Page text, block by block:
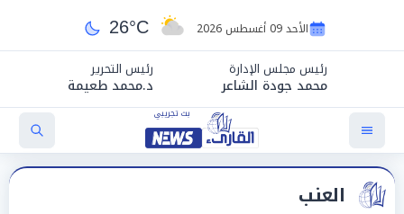
الأحد 09 أغسطس 2026 26°C
رئيس مجلس الإدارة
محمد جودة الشاعر
رئيس التحرير
د.محمد طعيمة
العنب